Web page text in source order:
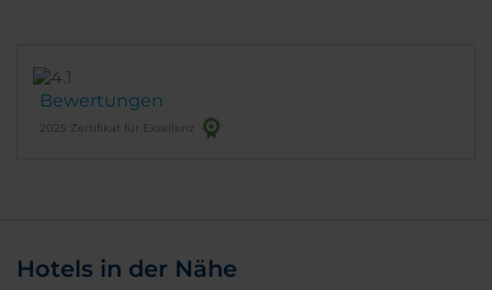
Bewertungen
2025 Zertifikat für Exzellenz
Hotels in der Nähe